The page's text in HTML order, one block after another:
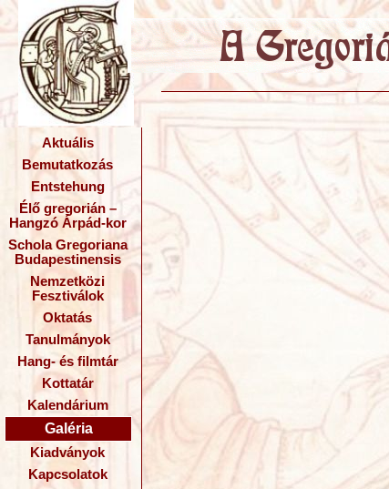
Aktuális
Bemutatkozás
Entstehung
Élő gregorián –
Hangzó Árpád-kor
Schola Gregoriana
Budapestinensis
Nemzetközi
Fesztiválok
Oktatás
Tanulmányok
Hang- és filmtár
Kottatár
Kalendárium
Galéria
Kiadványok
Kapcsolatok